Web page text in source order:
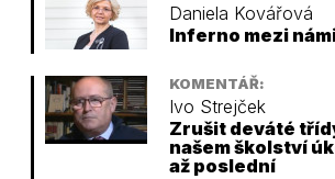
Daniela Kovářová
Inferno mezi
KOMENTÁŘ:
Ivo Strejček
Zrušit deváté
našem školství
až poslední